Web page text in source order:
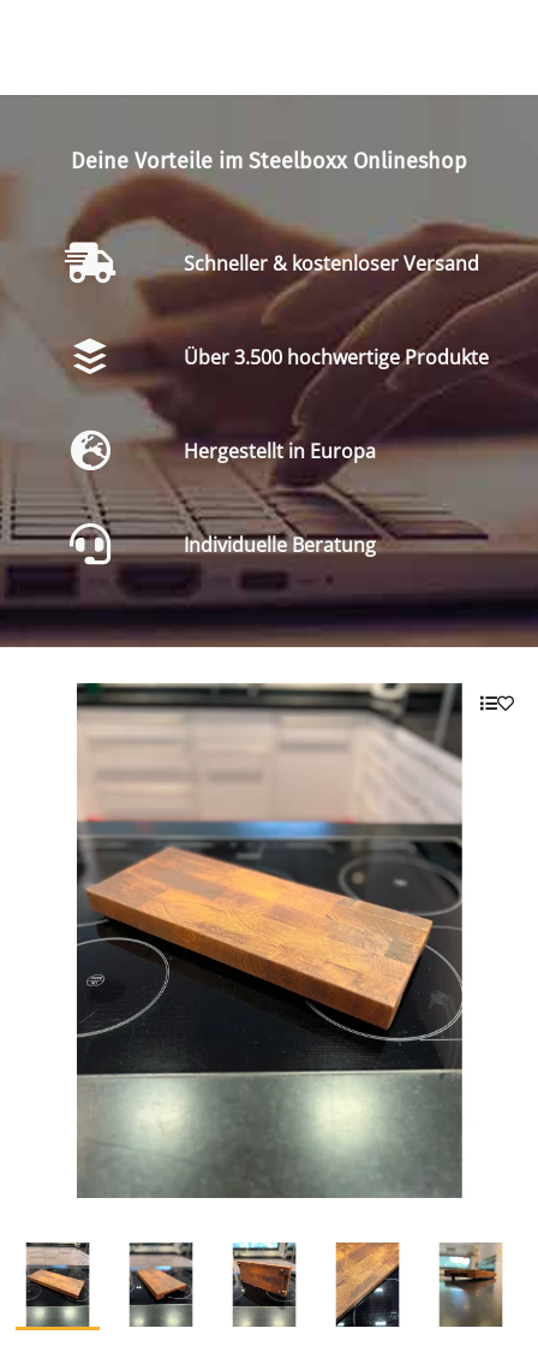
Deine Vorteile im Steelboxx Onlineshop
Schneller & kostenloser Versand
Über 3.500 hochwertige Produkte
Hergestellt in Europa
Individuelle Beratung